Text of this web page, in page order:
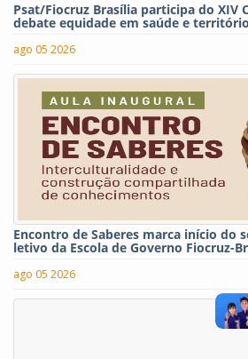
Psat/Fiocruz Brasília participa do XIV
debate equidade em saúde e
ago 05 2026
Encontro de Saberes marca início do
letivo da Escola de Governo Fiocruz-
ago 05 2026